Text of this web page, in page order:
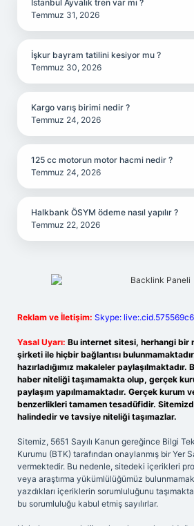
İstanbul Ayvalık tren var mı ?
Temmuz 31, 2026
İşkur bayram tatilini kesiyor mu ?
Temmuz 30, 2026
Kargo varış birimi nedir ?
Temmuz 24, 2026
125 cc motorun motor hacmi nedir ?
Temmuz 24, 2026
Halkbank ÖSYM ödeme nasıl yapılır ?
Temmuz 22, 2026
Reklam ve İletişim: Skype:
Yasal Uyarı: Bu internet sitesi, herhangi bir
şirketi ile hiçbir bağlantısı
hazırladığımız makaleler
haber niteliği taşımamakta olup, gerçek
paylaşım yapılmamaktadır. Gerçek kurum
benzerlikleri tamamen tesadüfidir.
halindedir ve tavsiye niteliği taşımazlar.
Sitemiz, 5651 Sayılı Kanun gereğince Bilgi
Kurumu (BTK) tarafından onaylanmış bir Yer
vermektedir. Bu nedenle, sitedeki içerikleri
veya araştırma yükümlülüğümüz
yazdıkları içeriklerin sorumluluğunu
bu sorumluluğu kabul etmiş sayılırlar.